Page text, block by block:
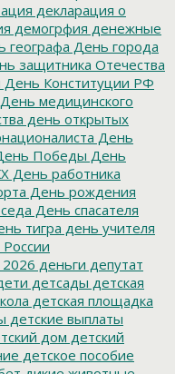
декларация о
демогрфия денежные
географа День города
защитника Отечества
День Конституции РФ
День медицинского
день открытых
День
Победы День
День работника
День рождения
День спасателя
тигра день учителя
деньги депутат
детсады детская
детская площадка
детские выплаты
дом детский
детское пособие